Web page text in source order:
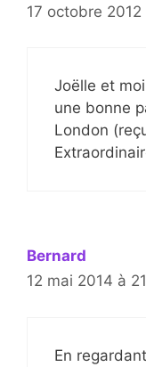
17 octobre 2012
Joëlle et
une bonne
London
Bernard
12 mai 2014 à
En